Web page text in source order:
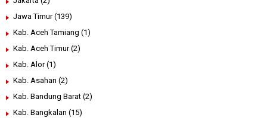
Jawa Timur (139)
Kab. Aceh Tamiang (1)
Kab. Aceh Timur (2)
Kab. Alor (1)
Kab. Asahan (2)
Kab. Bandung Barat (2)
Kab. Bangkalan (15)